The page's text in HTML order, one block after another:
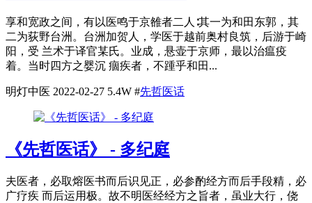
享和宽政之间，有以医鸣于京雒者二人∶其一为和田东郭，其
二为荻野台洲。台洲加贺人，学医于越前奥村良筑，后游于崎
阳，受 兰术于译官某氏。业成，悬壶于京师，最以治瘟疫
着。当时四方之婴沉 痼疾者，不踵乎和田...
明灯中医 2022-02-27 5.4W #先哲医话
《先哲医话》 - 多纪庭
夫医者，必取熔医书而后识见正，必参酌经方而后手段精，必
广疗疾 而后运用极。故不明医经经方之旨者，虽业大行，侥